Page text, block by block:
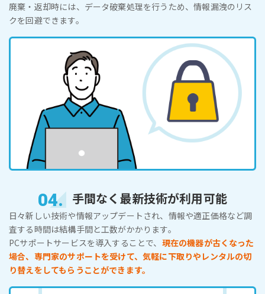
廃棄・返却時には、データ破棄処理を行うため、情報漏洩のリス
クを回避できます。
04. 手間なく最新技術が利用可能
日々新しい技術や情報アップデートされ、情報や適正価格など調
査する時間は結構手間と工数がかかります。
PCサポートサービスを導入することで、 現在の機器が古くなった
場合、専門家のサポートを受けて、気軽に下取りやレンタルの切
り替えをしてもらうことができます。